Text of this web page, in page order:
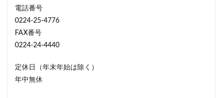
電話番号
0224-25-4776
FAX番号
0224-24-4440
定休日（年末年始は除く）
年中無休